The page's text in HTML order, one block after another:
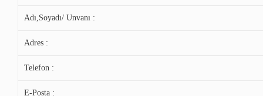
Adı,Soyadı/ Unvanı :
Adres :
Telefon :
E-Posta :